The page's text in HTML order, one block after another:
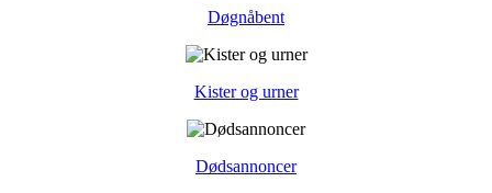
Døgnåbent
Kister og urner
Dødsannoncer